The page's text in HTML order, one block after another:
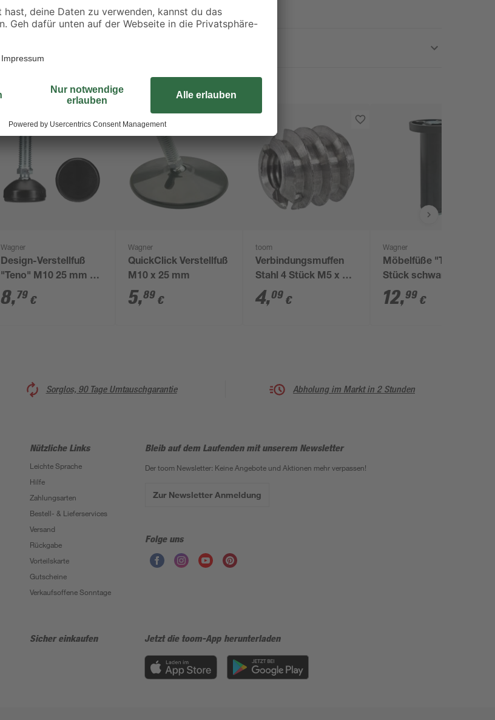
Wagner
Design-Verstellfuß
"Teno" M10 25 mm 4
Stück
8,79 €
Wagner
QuickClick Verstellfuß
M10 x 25 mm
5,89 €
toom
Verbindungsmuffen
Stahl 4 Stück M5 x 10
mm
4,09 €
Wagner
Möbelfüße "Teno" 4
Stück schwarz 10 cm
12,99 €
Sorglos, 90 Tage Umtauschgarantie Abholung im Markt in 2 Stunden
Nützliche Links
Leichte Sprache
Hilfe
Zahlungsarten
Bestell- & Lieferservices
Versand
Rückgabe
Vorteilskarte
Gutscheine
Verkaufsoffene Sonntage
Bleib auf dem Laufenden mit unserem Newsletter
Der toom Newsletter: Keine Angebote und Aktionen mehr verpassen!
Zur Newsletter Anmeldung
Folge uns
Sicher einkaufen Jetzt die toom-App herunterladen